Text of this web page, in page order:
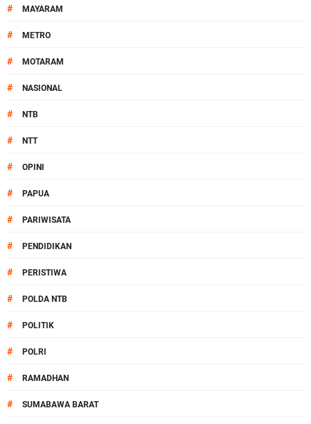
# MAYARAM
# METRO
# MOTARAM
# NASIONAL
# NTB
# NTT
# OPINI
# PAPUA
# PARIWISATA
# PENDIDIKAN
# PERISTIWA
# POLDA NTB
# POLITIK
# POLRI
# RAMADHAN
# SUMABAWA BARAT